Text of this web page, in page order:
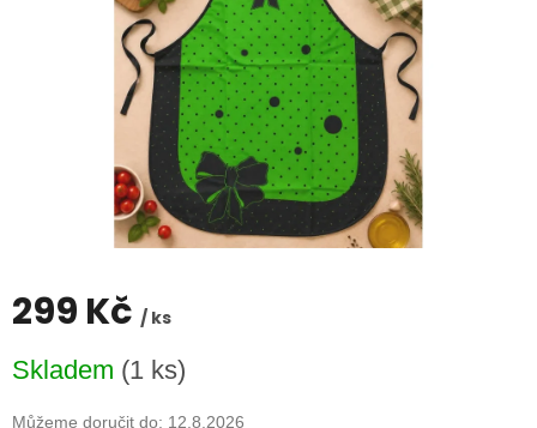
299 Kč / ks
cena:
Skladem (1 ks)
Můžeme doručit do: 12.8.2026